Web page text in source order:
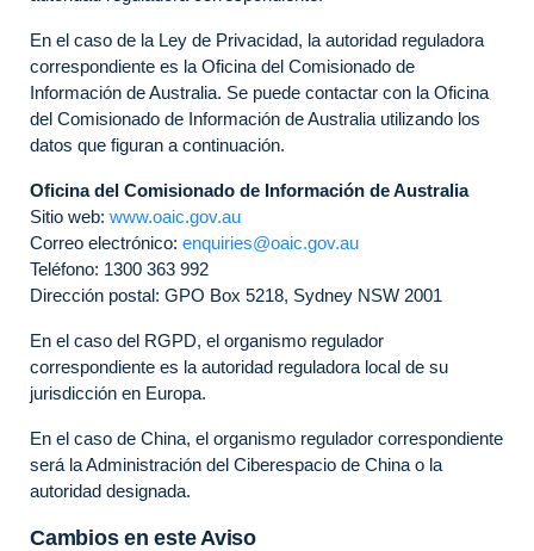
En el caso de la Ley de Privacidad, la autoridad reguladora
correspondiente es la Oficina del Comisionado de
Información de Australia. Se puede contactar con la Oficina
del Comisionado de Información de Australia utilizando los
datos que figuran a continuación.
Oficina del Comisionado de Información de Australia
Sitio web: www.oaic.gov.au
Correo electrónico: enquiries@oaic.gov.au
Teléfono: 1300 363 992
Dirección postal: GPO Box 5218, Sydney NSW 2001
En el caso del RGPD, el organismo regulador
correspondiente es la autoridad reguladora local de su
jurisdicción en Europa.
En el caso de China, el organismo regulador correspondiente
será la Administración del Ciberespacio de China o la
autoridad designada.
Cambios en este Aviso